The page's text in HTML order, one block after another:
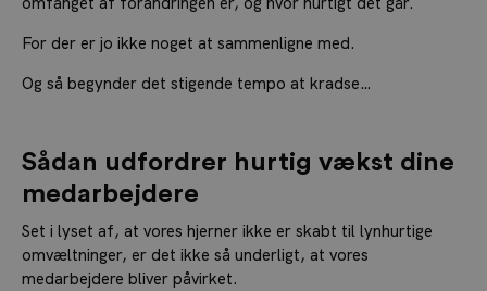
For der er jo ikke noget at sammenligne med.
Og så begynder det stigende tempo at kradse…
Sådan udfordrer hurtig vækst dine
medarbejdere
Set i lyset af, at vores hjerner ikke er skabt til lynhurtige
omvæltninger, er det ikke så underligt, at vores
medarbejdere bliver påvirket.